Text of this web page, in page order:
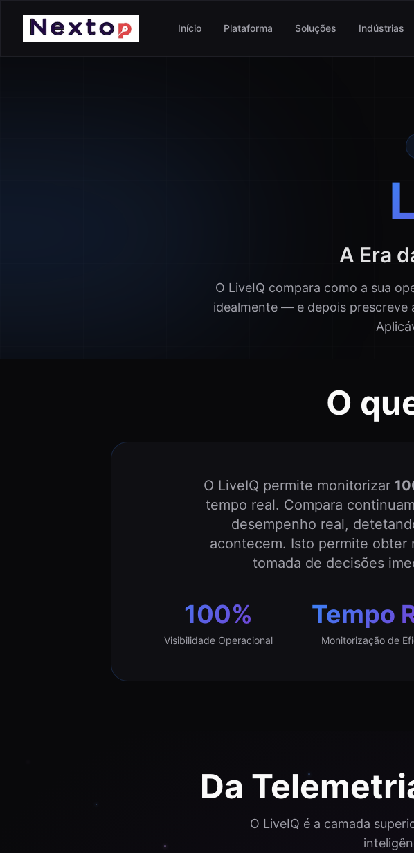
Início Plataforma Soluções Indústrias
A Era
O LiveIQ compara como a sua
idealmente — e depois prescreve
O
O LiveIQ permite monitorizar
tempo real. Compara
desempenho real,
acontecem. Isto permite obter
tomada de decisões
100%
Visibilidade Operacional
Tempo
Monitorização de
Da
O LiveIQ é a camada